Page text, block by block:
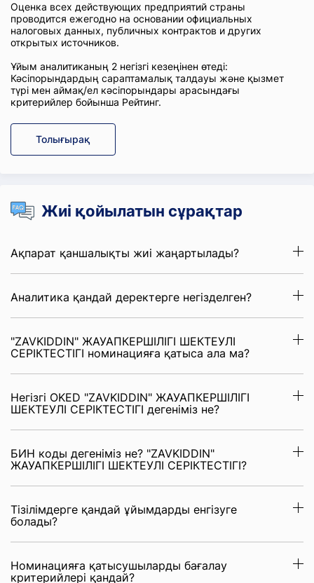
Оценка всех действующих предприятий страны
проводится ежегодно на основании официальных
налоговых данных, публичных контрактов и других
открытых источников.
Ұйым аналитиканың 2 негізгі кезеңінен өтеді:
Кәсіпорындардың сараптамалық талдауы және қызмет
түрі мен аймақ/ел кәсіпорындары арасындағы
критерийлер бойынша Рейтинг.
Толығырақ
Жиі қойылатын сұрақтар
Ақпарат қаншалықты жиі жаңартылады?
Аналитика қандай деректерге негізделген?
"ZAVKIDDIN" ЖАУАПКЕРШІЛІГІ ШЕКТЕУЛІ
СЕРІКТЕСТІГІ номинацияға қатыса ала ма?
Негізгі OKED "ZAVKIDDIN" ЖАУАПКЕРШІЛІГІ
ШЕКТЕУЛІ СЕРІКТЕСТІГІ дегеніміз не?
БИН коды дегеніміз не? "ZAVKIDDIN"
ЖАУАПКЕРШІЛІГІ ШЕКТЕУЛІ СЕРІКТЕСТІГІ?
Тізілімдерге қандай ұйымдарды енгізуге
болады?
Номинацияға қатысушыларды бағалау
критерийлері қандай?